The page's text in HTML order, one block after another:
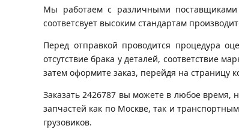
Мы работаем с различными поставщиками
соответсвует высоким стандартам
Перед отправкой проводится процедура
отсутствие брака у деталей, соответствие
затем оформите заказ, перейдя на страницу
Заказать 2426787 вы можете в любое время,
запчастей как по Москве, так и
грузовиков.